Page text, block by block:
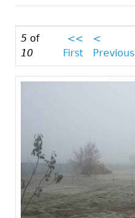
5 of
10
<<
First
<
Previous